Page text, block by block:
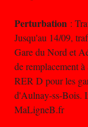
Perturbation :
Jusqu'au 14/09,
Gare du Nord et
de remplacement
RER D pour les
d'Aulnay-ss-Bois.
MaLigneB.fr